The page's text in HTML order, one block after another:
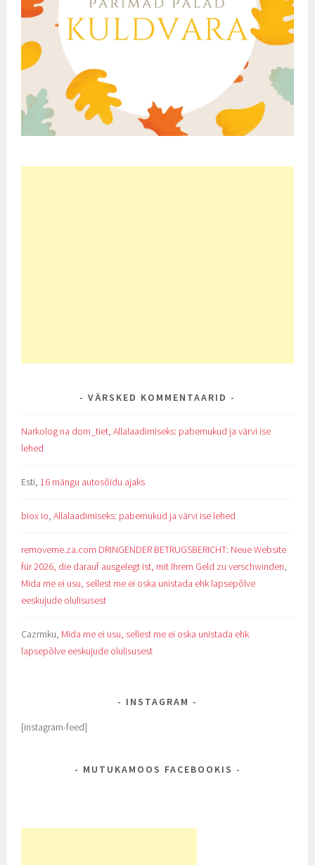
VÄRSKED KOMMENTAARID
Narkolog na dom_tiet,Allalaadimiseks: pabernukud ja värvi ise
lehed
Esti, 16 mängu autosõidu ajaks
biox io,Allalaadimiseks: pabernukud ja värvi ise lehed
removeme.za.com DRINGENDER BETRUGSBERICHT: Neue Website
für 2026, die darauf ausgelegt ist, mit Ihrem Geld zu verschwinden,
Mida me ei usu, sellest me ei oska unistada ehk lapsepõlve
eeskujude olulisusest
Cazrmku, Mida me ei usu, sellest me ei oska unistada ehk
lapsepõlve eeskujude olulisusest
INSTAGRAM
[instagram-feed]
MUTUKAMOOS FACEBOOKIS